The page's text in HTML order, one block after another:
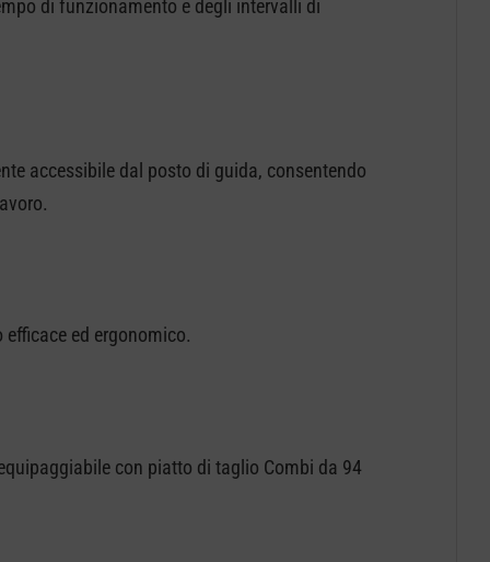
di funzionamento e degli intervalli di
accessibile dal posto di guida, consentendo
ed ergonomico.
con piatto di taglio Combi da 94